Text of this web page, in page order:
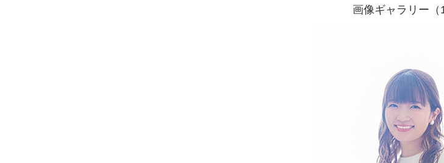
画像ギャラリー（